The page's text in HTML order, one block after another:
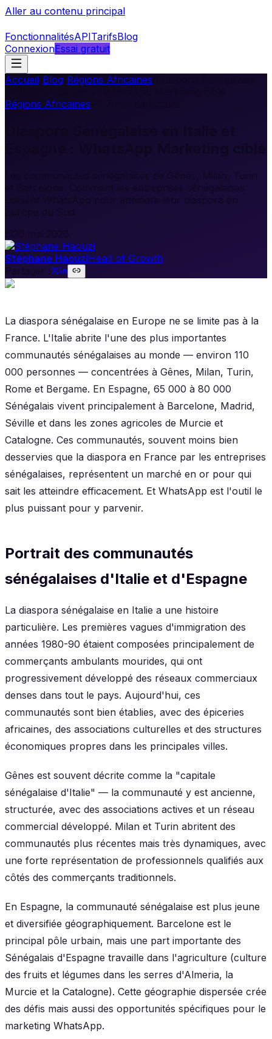
Aller au contenu principal
FonctionnalitésAPITarifsBlog
ConnexionEssai gratuit
Accueil Blog Régions Africaines
Régions Africaines
et Barcelone. Comment les entreprises sénégalaises
utilisent WhatsApp pour atteindre leur diaspora en
Stéphane HaouziHead of Growth
Partager :
La diaspora sénégalaise en Europe ne se limite pas à la
France. L'Italie abrite l'une des plus importantes
communautés sénégalaises au monde — environ 110
000 personnes — concentrées à Gênes, Milan, Turin,
Rome et Bergame. En Espagne, 65 000 à 80 000
Sénégalais vivent principalement à Barcelone, Madrid,
Séville et dans les zones agricoles de Murcie et
Catalogne. Ces communautés, souvent moins bien
desservies que la diaspora en France par les entreprises
sénégalaises, représentent un marché en or pour qui
sait les atteindre efficacement. Et WhatsApp est l'outil le
plus puissant pour y parvenir.
Portrait des communautés
sénégalaises d'Italie et d'Espagne
La diaspora sénégalaise en Italie a une histoire
particulière. Les premières vagues d'immigration des
années 1980-90 étaient composées principalement de
commerçants ambulants mourides, qui ont
progressivement développé des réseaux commerciaux
denses dans tout le pays. Aujourd'hui, ces
communautés sont bien établies, avec des épiceries
africaines, des associations culturelles et des structures
économiques propres dans les principales villes.
Gênes est souvent décrite comme la "capitale
sénégalaise d'Italie" — la communauté y est ancienne,
structurée, avec des associations actives et un réseau
commercial développé. Milan et Turin abritent des
communautés plus récentes mais très dynamiques, avec
une forte représentation de professionnels qualifiés aux
côtés des commerçants traditionnels.
En Espagne, la communauté sénégalaise est plus jeune
et diversifiée géographiquement. Barcelone est le
principal pôle urbain, mais une part importante des
Sénégalais d'Espagne travaille dans l'agriculture (culture
des fruits et légumes dans les serres d'Almeria, la
Murcie et la Catalogne). Cette géographie dispersée crée
des défis mais aussi des opportunités spécifiques pour le
marketing WhatsApp.